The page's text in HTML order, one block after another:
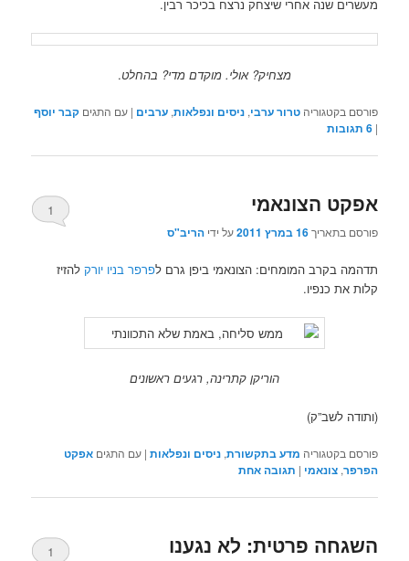
מעשרים שנה אחרי שיצחק נרצח בכיכר רבין.
מצחיק? אולי. מוקדם מדי? בהחלט.
פורסם בקטגוריה טרור ערבי,ניסים ונפלאות,ערבים |עם התגים קבר יוסף
|
6 תגובות
אפקט הצונאמי
פורסם בתאריך16 במרץ 2011 על ידיהריב"ס
1
תדהמה בקרב המומחים: הצונאמי ביפן גרם לפרפר בניו יורק להזיז
קלות את כנפיו.
הוריקן קתרינה, רגעים ראשונים
(ותודה לשב”ק)
פורסם בקטגוריה מדע בתקשורת,ניסים ונפלאות |עם התגים אפקט
הפרפר,צונאמי | תגובהאחת
השגחה פרטית: לא נגענו 1